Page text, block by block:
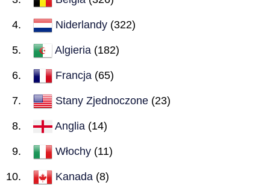
Niderlandy (322)
Algieria (182)
Francja (65)
Stany Zjednoczone (23)
Anglia (14)
Włochy (11)
Kanada (8)